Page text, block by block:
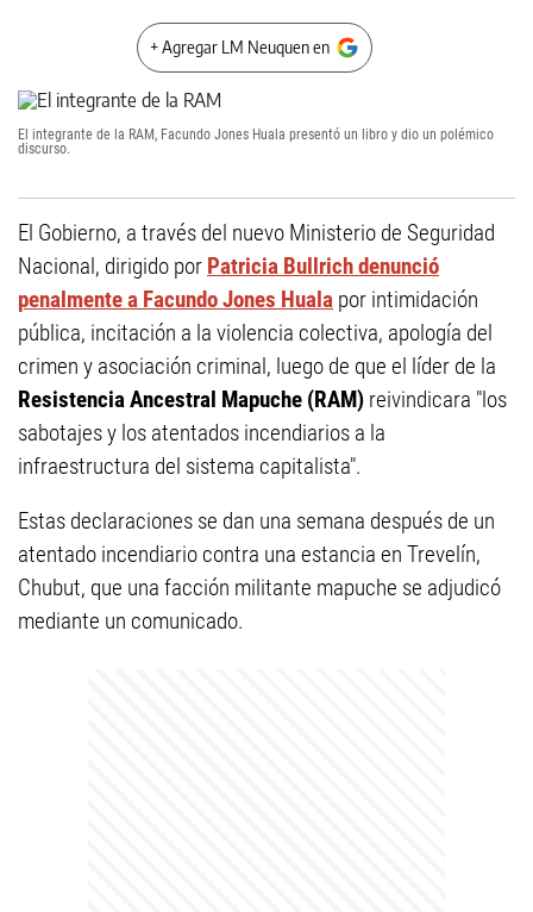
+ Agregar LM Neuquen en
El integrante de la RAM, Facundo Jones Huala presentó un libro y dio un polémico
discurso.
El Gobierno, a través del nuevo Ministerio de Seguridad
Nacional, dirigido por Patricia Bullrich denunció
penalmente a Facundo Jones Huala por intimidación
pública, incitación a la violencia colectiva, apología del
crimen y asociación criminal, luego de que el líder de la
Resistencia Ancestral Mapuche (RAM) reivindicara "los
sabotajes y los atentados incendiarios a la
infraestructura del sistema capitalista".
Estas declaraciones se dan una semana después de un
atentado incendiario contra una estancia en Trevelín,
Chubut, que una facción militante mapuche se adjudicó
mediante un comunicado.